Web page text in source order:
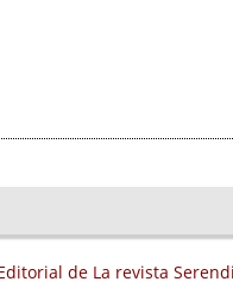
de La revista